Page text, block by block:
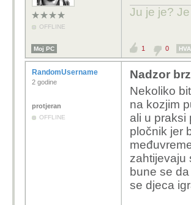
OFFLINE
Ju je je?
Moj PC 1 0
RandomUsername
2 godine
protjeran
OFFLINE
Nadzor
Nekoliko
na kozjim
ali u praksi
pločnik jer
zahtijevaju
bune se
se djeca